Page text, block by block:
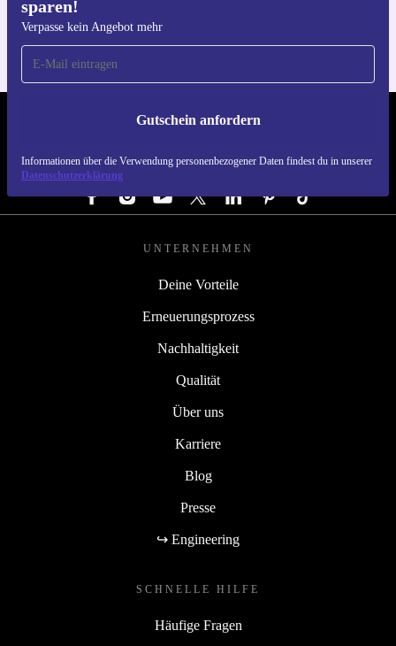
sparen!
Verpasse kein Angebot mehr
Gutschein anfordern
Informationen über die Verwendung personenbezogener Daten findest du in unserer
Datenschutzerklärung
REFURBED DEUTSCHLAND - RETHINK NEW.
FOLGE UNS
UNTERNEHMEN
Deine Vorteile
Erneuerungsprozess
Nachhaltigkeit
Qualität
Über uns
Karriere
Blog
Presse
↪ Engineering
SCHNELLE HILFE
Häufige Fragen